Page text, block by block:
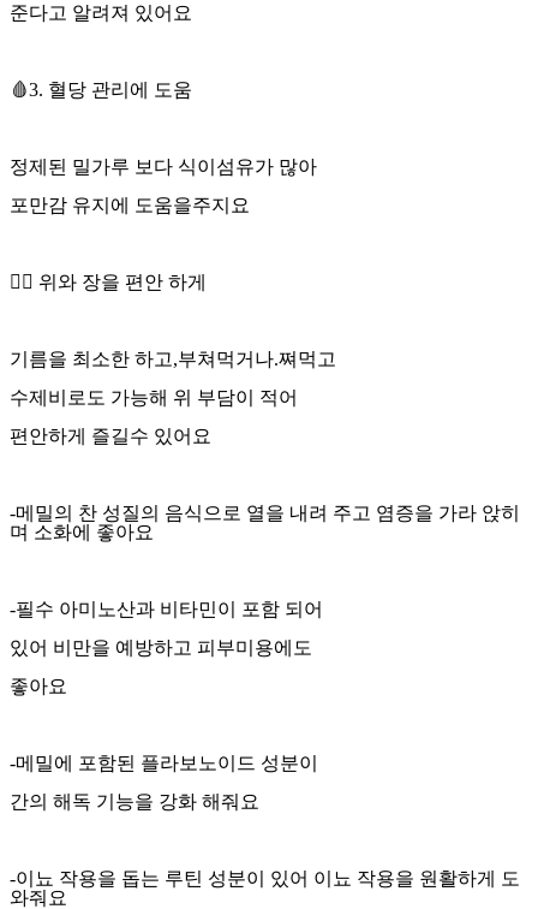
준다고 알려져 있어요
🩸3. 혈당 관리에 도움
정제된 밀가루 보다 식이섬유가 많아
포만감 유지에 도움을주지요
❤️‍🔥 위와 장을 편안 하게
기름을 최소한 하고,부쳐먹거나.쪄먹고
수제비로도 가능해 위 부담이 적어
편안하게 즐길수 있어요
-메밀의 찬 성질의 음식으로 열을 내려 주고 염증을 가라 앉히
며 소화에 좋아요
-필수 아미노산과 비타민이 포함 되어
있어 비만을 예방하고 피부미용에도
좋아요
-메밀에 포함된 플라보노이드 성분이
간의 해독 기능을 강화 해줘요
-이뇨 작용을 돕는 루틴 성분이 있어 이뇨 작용을 원활하게 도
와줘요